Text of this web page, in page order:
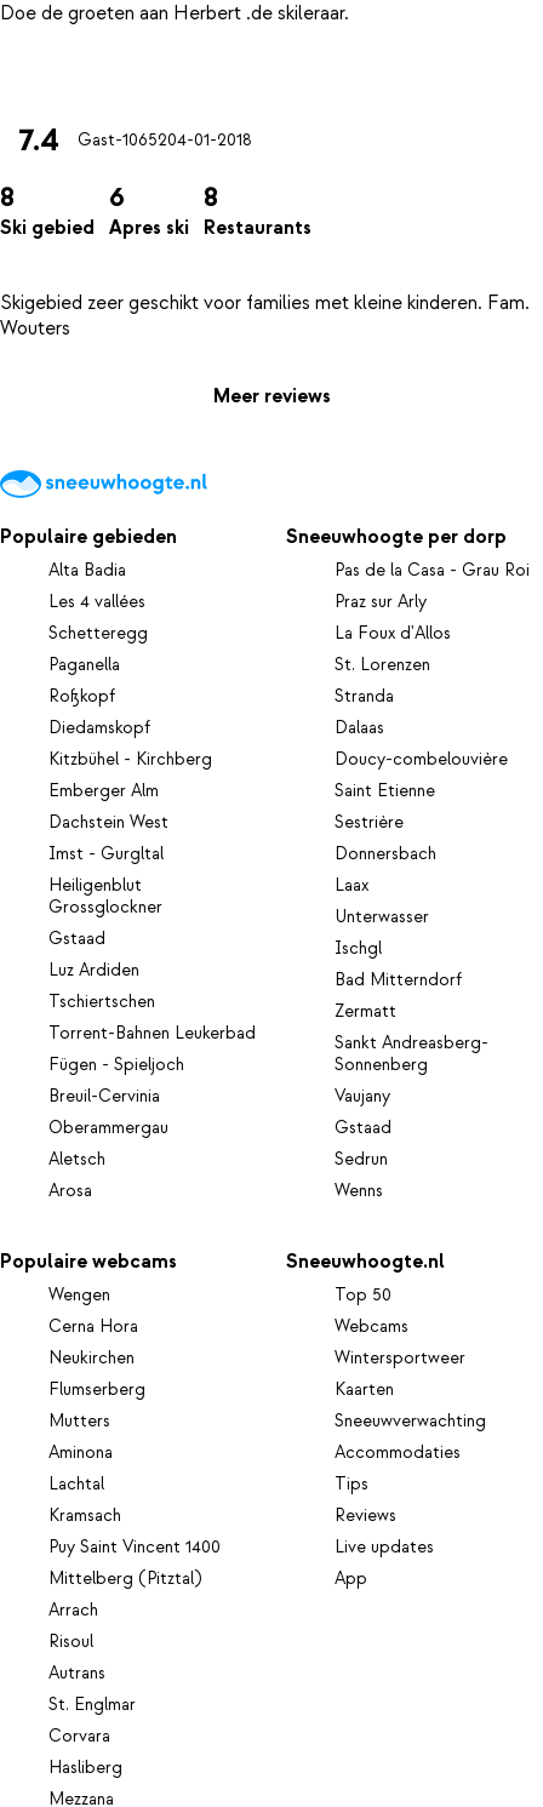
Doe de groeten aan Herbert .de skileraar.
7.4 Gast-1065204-01-2018
8
Ski gebied
6
Apres ski
8
Restaurants
Skigebied zeer geschikt voor families met kleine kinderen. Fam.
Meer reviews
Populaire gebieden
Alta Badia
Les 4 vallées
Schetteregg
Paganella
Roßkopf
Diedamskopf
Kitzbühel - Kirchberg
Emberger Alm
Dachstein West
Imst - Gurgltal
Heiligenblut
Grossglockner
Gstaad
Luz Ardiden
Tschiertschen
Torrent-Bahnen Leukerbad
Fügen - Spieljoch
Breuil-Cervinia
Oberammergau
Aletsch
Arosa
Sneeuwhoogte per dorp
Pas de la Casa - Grau Roi
Praz sur Arly
La Foux d'Allos
St. Lorenzen
Stranda
Dalaas
Doucy-combelouvière
Saint Etienne
Sestrière
Donnersbach
Laax
Unterwasser
Ischgl
Bad Mitterndorf
Zermatt
Sankt Andreasberg-
Sonnenberg
Vaujany
Gstaad
Sedrun
Wenns
Populaire webcams
Wengen
Cerna Hora
Neukirchen
Flumserberg
Mutters
Aminona
Lachtal
Kramsach
Puy Saint Vincent 1400
Mittelberg (Pitztal)
Arrach
Risoul
Autrans
St. Englmar
Corvara
Hasliberg
Mezzana
Sneeuwhoogte.nl
Top 50
Webcams
Wintersportweer
Kaarten
Sneeuwverwachting
Accommodaties
Tips
Reviews
Live updates
App